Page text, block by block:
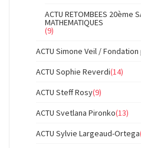
ACTU RETOMBEES 20ème
MATHEMATIQUES
(9)
ACTU Simone Veil /
ACTU Sophie Reverdi(14)
ACTU Steff Rosy(9)
ACTU Svetlana Pironko(13)
ACTU Sylvie Largeaud-Ortega